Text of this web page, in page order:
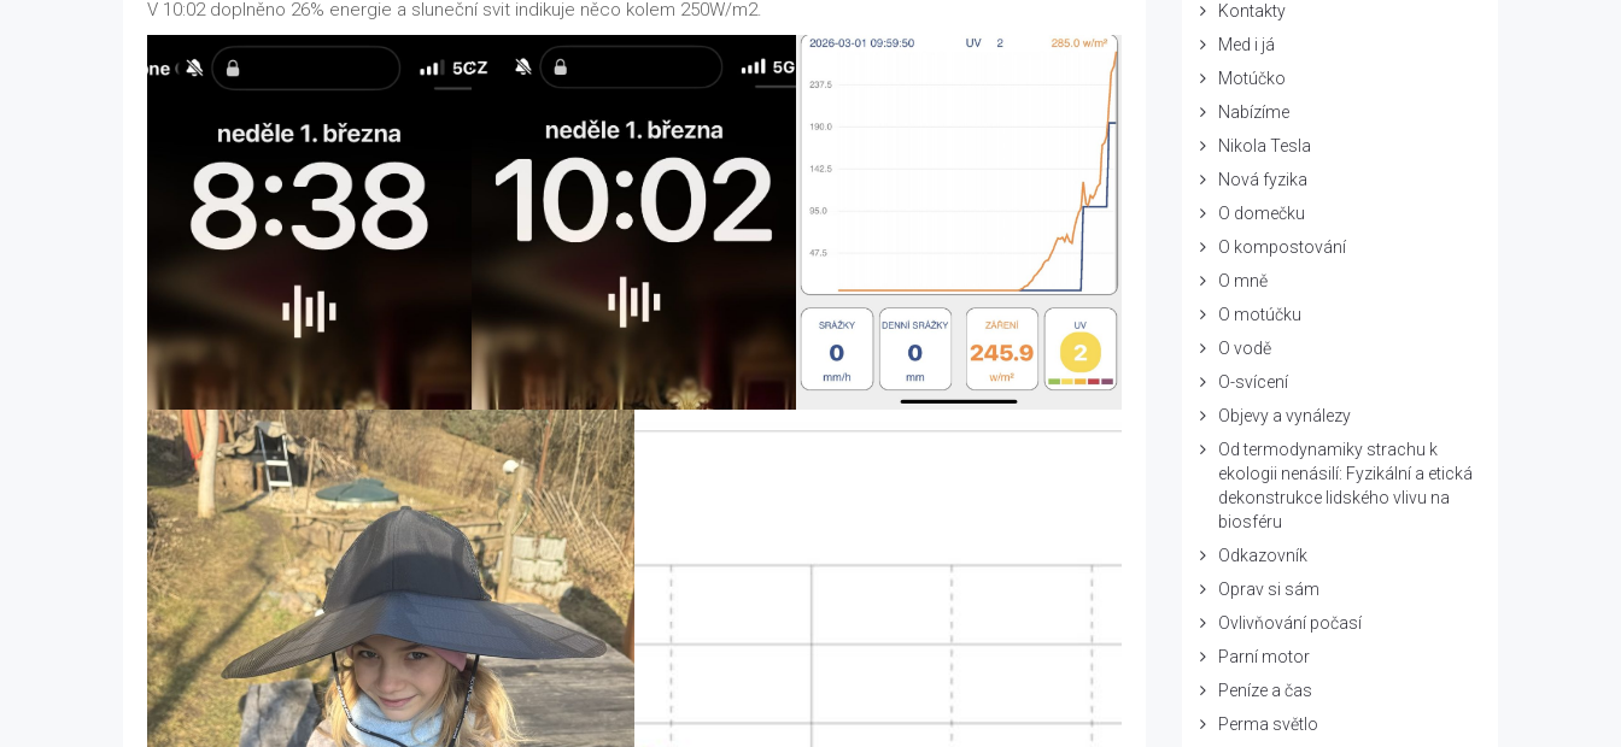
V 10:02 doplněno 26% energie a sluneční svit indikuje něco kolem 250W/m2.
Kontakty
Med i já
Motúčko
Nabízíme
Nikola Tesla
Nová fyzika
O domečku
O kompostování
O mně
O motúčku
O vodě
O-svícení
Objevy a vynálezy
Od termodynamiky strachu k
ekologii nenásilí: Fyzikální a etická
dekonstrukce lidského vlivu na
biosféru
Odkazovník
Oprav si sám
Ovlivňování počasí
Parní motor
Peníze a čas
Perma světlo